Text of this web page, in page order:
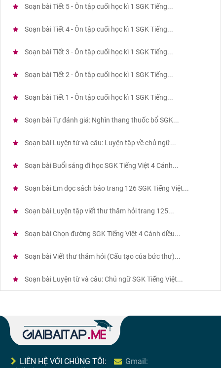
Soạn bài Tiết 5 - Ôn tập cuối học kì 1 SGK Tiếng...
Soạn bài Tiết 4 - Ôn tập cuối học kì 1 SGK Tiếng...
Soạn bài Tiết 3 - Ôn tập cuối học kì 1 SGK Tiếng...
Soạn bài Tiết 2 - Ôn tập cuối học kì 1 SGK Tiếng...
Soạn bài Tiết 1 - Ôn tập cuối học kì 1 SGK Tiếng...
Soạn bài Tự đánh giá: Nghìn thang thuốc bổ SGK...
Soạn bài Luyện từ và câu: Luyện tập về chủ ngữ...
Soạn bài Buổi sáng đi học SGK Tiếng Việt 4 Cánh...
Soạn bài Em đọc sách báo trang 126 SGK Tiếng Việt...
Soạn bài Luyện tập viết thư thăm hỏi trang 125...
Soạn bài Chọn đường SGK Tiếng Việt 4 Cánh diều...
Soạn bài Viết thư thăm hỏi (Cấu tạo của bức thư)...
Soạn bài Luyện từ và câu: Chủ ngữ SGK Tiếng Việt...
LIÊN HỆ VỚI CHÚNG TÔI:
Gmail: